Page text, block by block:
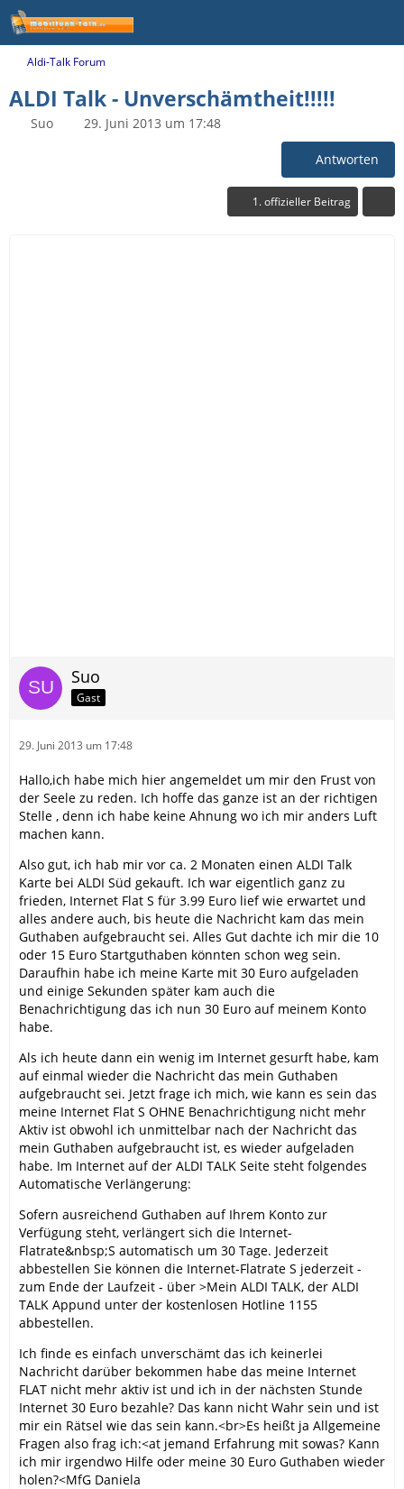
Aldi-Talk Forum
ALDI Talk - Unverschämtheit!!!!!
Suo 29. Juni 2013 um 17:48
Antworten
1. offizieller Beitrag
Suo
Gast
29. Juni 2013 um 17:48
Hallo,ich habe mich hier angemeldet um mir den Frust von
der Seele zu reden. Ich hoffe das ganze ist an der richtigen
Stelle , denn ich habe keine Ahnung wo ich mir anders Luft
machen kann.
Also gut, ich hab mir vor ca. 2 Monaten einen ALDI Talk
Karte bei ALDI Süd gekauft. Ich war eigentlich ganz zu
frieden, Internet Flat S für 3.99 Euro lief wie erwartet und
alles andere auch, bis heute die Nachricht kam das mein
Guthaben aufgebraucht sei. Alles Gut dachte ich mir die 10
oder 15 Euro Startguthaben könnten schon weg sein.
Daraufhin habe ich meine Karte mit 30 Euro aufgeladen
und einige Sekunden später kam auch die
Benachrichtigung das ich nun 30 Euro auf meinem Konto
habe.
Als ich heute dann ein wenig im Internet gesurft habe, kam
auf einmal wieder die Nachricht das mein Guthaben
aufgebraucht sei. Jetzt frage ich mich, wie kann es sein das
meine Internet Flat S OHNE Benachrichtigung nicht mehr
Aktiv ist obwohl ich unmittelbar nach der Nachricht das
mein Guthaben aufgebraucht ist, es wieder aufgeladen
habe. Im Internet auf der ALDI TALK Seite steht folgendes
Automatische Verlängerung:
Sofern ausreichend Guthaben auf Ihrem Konto zur
Verfügung steht, verlängert sich die Internet-
Flatrate&nbsp;S automatisch um 30 Tage. Jederzeit
abbestellen Sie können die Internet-Flatrate S jederzeit -
zum Ende der Laufzeit - über >Mein ALDI TALK, der ALDI
TALK Appund unter der kostenlosen Hotline 1155
abbestellen.
Ich finde es einfach unverschämt das ich keinerlei
Nachricht darüber bekommen habe das meine Internet
FLAT nicht mehr aktiv ist und ich in der nächsten Stunde
Internet 30 Euro bezahle? Das kann nicht Wahr sein und ist
mir ein Rätsel wie das sein kann.<br>Es heißt ja Allgemeine
Fragen also frag ich:<at jemand Erfahrung mit sowas? Kann
ich mir irgendwo Hilfe oder meine 30 Euro Guthaben wieder
holen?<MfG Daniela